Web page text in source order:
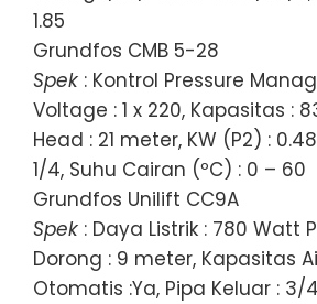
1.85
Grundfos CMB 5-28
Spek : Kontrol Pressure
Voltage : 1 x 220, Kapasitas :
Head : 21 meter, KW (P2) :
1/4, Suhu Cairan (ºC) : 0 – 60
Grundfos Unilift CC9A
Spek : Daya Listrik : 780 Watt
Dorong : 9 meter, Kapasitas
Otomatis :Ya, Pipa Keluar : 3/